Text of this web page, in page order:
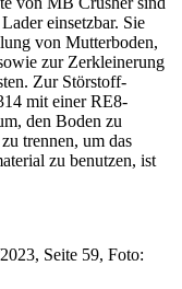
einsetzbar. Sie
von Mutterboden,
zur Zerkleinerung
Zur Störstoff­
mit einer RE8-
den Boden zu
trennen, um das
zu benutzen, ist
Seite 59, Foto: